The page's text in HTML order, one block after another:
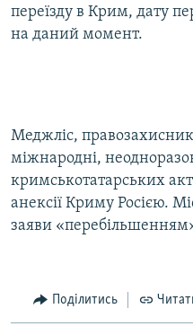
переїзду в Крим, дату
на даний момент.
Меджліс,
міжнародні,
кримськотатарських
анексії Криму Росією.
заяви
Поділитись